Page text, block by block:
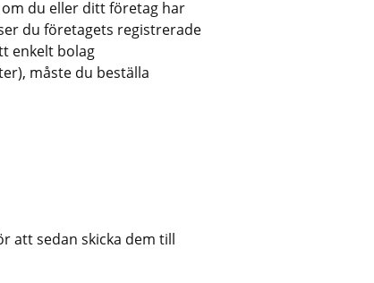
du eller ditt företag har
du företagets registrerade
enkelt bolag
måste du beställa
att sedan skicka dem till